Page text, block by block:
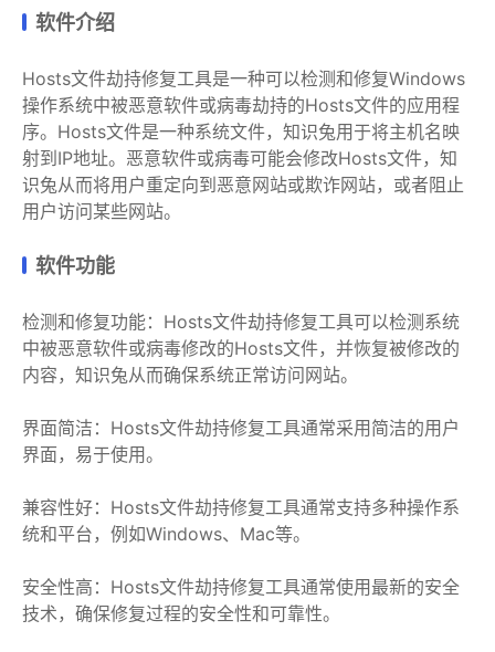
软件介绍
Hosts文件劫持修复工具是一种可以检测和修复Windows
操作系统中被恶意软件或病毒劫持的Hosts文件的应用程
序。Hosts文件是一种系统文件，知识兔用于将主机名映
射到IP地址。恶意软件或病毒可能会修改Hosts文件，知
识兔从而将用户重定向到恶意网站或欺诈网站，或者阻止
用户访问某些网站。
软件功能
检测和修复功能：Hosts文件劫持修复工具可以检测系统
中被恶意软件或病毒修改的Hosts文件，并恢复被修改的
内容，知识兔从而确保系统正常访问网站。
界面简洁：Hosts文件劫持修复工具通常采用简洁的用户
界面，易于使用。
兼容性好：Hosts文件劫持修复工具通常支持多种操作系
统和平台，例如Windows、Mac等。
安全性高：Hosts文件劫持修复工具通常使用最新的安全
技术，确保修复过程的安全性和可靠性。